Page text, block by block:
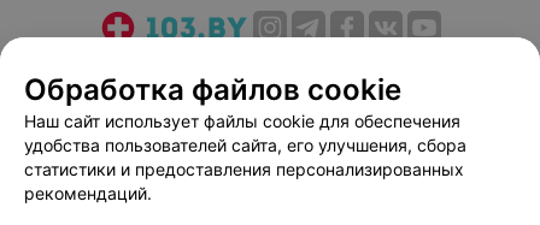
Медицинский маркетинг
Публичный договор
Пользовательское соглашение
Способы оплаты
Вакансии
Партнеры
Написать руководителю 103.by
Обработка файлов cookie
Наш сайт использует файлы cookie для обеспечения
удобства пользователей сайта, его улучшения, сбора
статистики и предоставления персонализированных
рекомендаций.